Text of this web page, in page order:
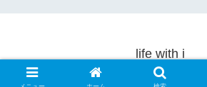
life with i
© 2010-2026 life with i.